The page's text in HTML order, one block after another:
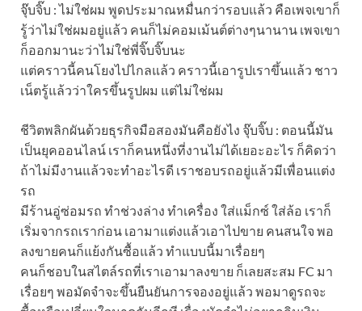
จุ๊บจิ๊บ : ไม่ใช่ผม พูดประมาณหมื่นกว่ารอบแล้ว คือเพจเขาก็
รู้ว่าไม่ใช่ผมอยู่แล้ว คนก็ไม่คอมเม้นต์ต่างๆนานาน เพจเขา
ก็ออกมานะว่าไม่ใช่พี่จิ๊บจิ๊บนะ
แต่คราวนี้คนโยงไปไกลแล้ว คราวนี้เอารูปเราขึ้นแล้ว ชาว
เน็ตรู้แล้วว่าใครขึ้นรูปผม แต่ไม่ใช่ผม
ชีวิตพลิกผันด้วยธุรกิจมือสองมันคือยังไง จุ๊บจิ๊บ : ตอนนี้มัน
เป็นยุคออนไลน์ เราก็คนหนึ่งที่งานไม่ได้เยอะอะไร ก็คิดว่า
ถ้าไม่มีงานแล้วจะทำอะไรดี เราชอบรถอยู่แล้วมีเพื่อนแต่ง
รถ
มีร้านอู่ซ่อมรถ ทำช่วงล่าง ทำเครื่อง ใส่แม็กซ์ ใส่ล้อ เราก็
เริ่มจากรถเราก่อน เอามาแต่งแล้วเอาไปขาย คนสนใจ พอ
ลงขายคนก็แย้งกันซื้อแล้ว ทำแบบนี้มาเรื่อยๆ
คนก็ชอบในสไตล์รถที่เราเอามาลงขาย ก็เลยสะสม FC มา
เรื่อยๆ พอมัดจำจะขึ้นยืนยันการจองอยู่แล้ว พอมาดูรถจะ